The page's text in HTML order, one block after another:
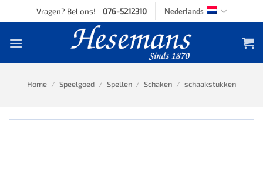
to
Vragen? Bel ons! 076-5212310 Nederlands
Home / Speelgoed / Spellen / Schaken / schaakstukken